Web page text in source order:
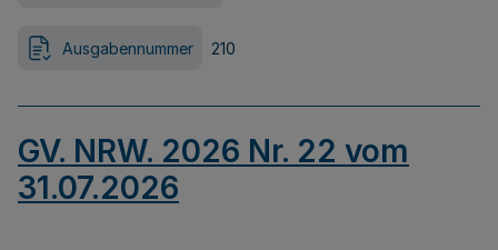
Ausgabennummer 210
GV. NRW. 2026 Nr. 22 vom
31.07.2026